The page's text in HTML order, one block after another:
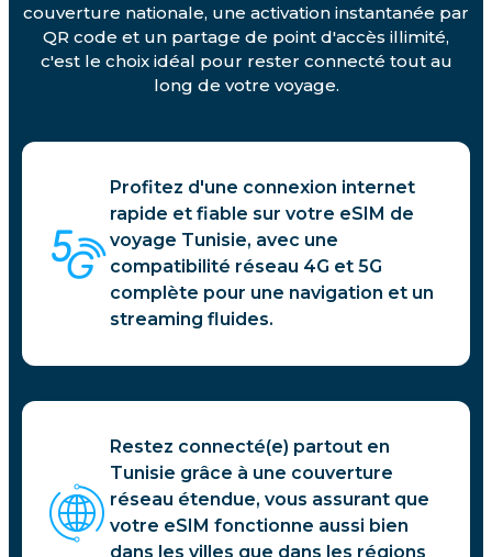
couverture nationale, une activation instantanée par
QR code et un partage de point d'accès illimité,
c'est le choix idéal pour rester connecté tout au
long de votre voyage.
Profitez d'une connexion internet
rapide et fiable sur votre eSIM de
voyage Tunisie, avec une
compatibilité réseau 4G et 5G
complète pour une navigation et un
streaming fluides.
Restez connecté(e) partout en
Tunisie grâce à une couverture
réseau étendue, vous assurant que
votre eSIM fonctionne aussi bien
dans les villes que dans les régions